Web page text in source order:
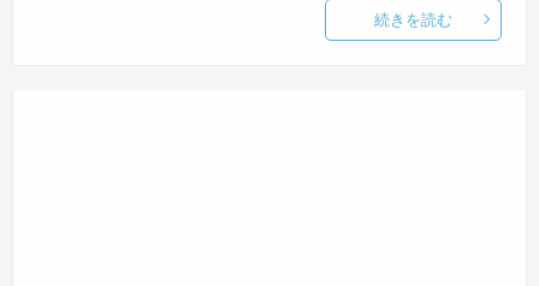
続きを読む